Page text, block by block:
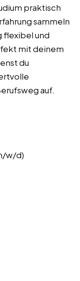
praktisch
sammeln
flexibel und
mit deinem
du
auf.
w/d)